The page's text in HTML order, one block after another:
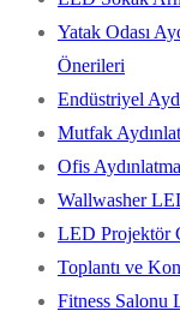
Yatak Odası
Önerileri
Endüstriyel
Mutfak
Ofis
Wallwasher
LED Projektör
Toplantı ve
Fitness Salonu